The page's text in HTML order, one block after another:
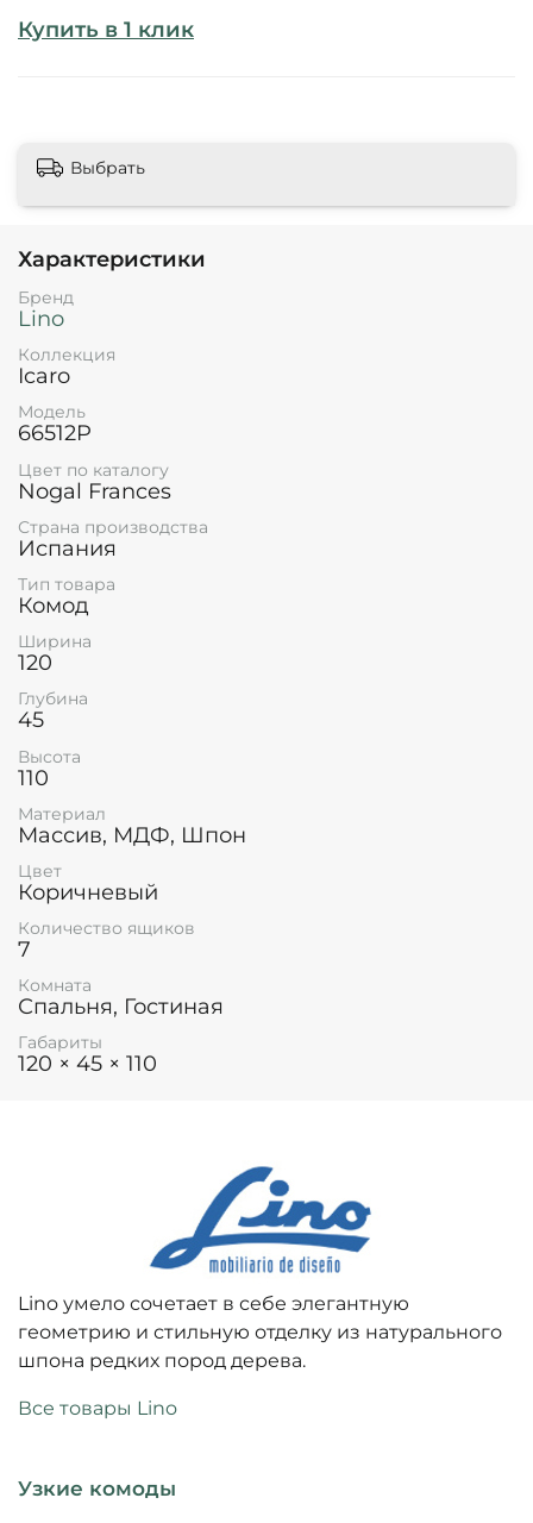
Купить в 1 клик
Выбрать
Характеристики
Бренд
Lino
Коллекция
Icaro
Модель
66512P
Цвет по каталогу
Nogal Frances
Страна производства
Испания
Тип товара
Комод
Ширина
120
Глубина
45
Высота
110
Материал
Массив, МДФ, Шпон
Цвет
Коричневый
Количество ящиков
7
Комната
Спальня, Гостиная
Габариты
120 × 45 × 110
Lino умело сочетает в себе элегантную
геометрию и стильную отделку из натурального
шпона редких пород дерева.
Все товары Lino
Узкие комоды